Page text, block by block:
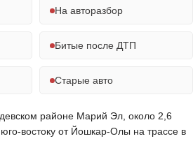
На авторазбор
Битые после ДТП
Старые авто
районе Марий Эл, около 2,6
востоку от Йошкар-Олы на трассе в